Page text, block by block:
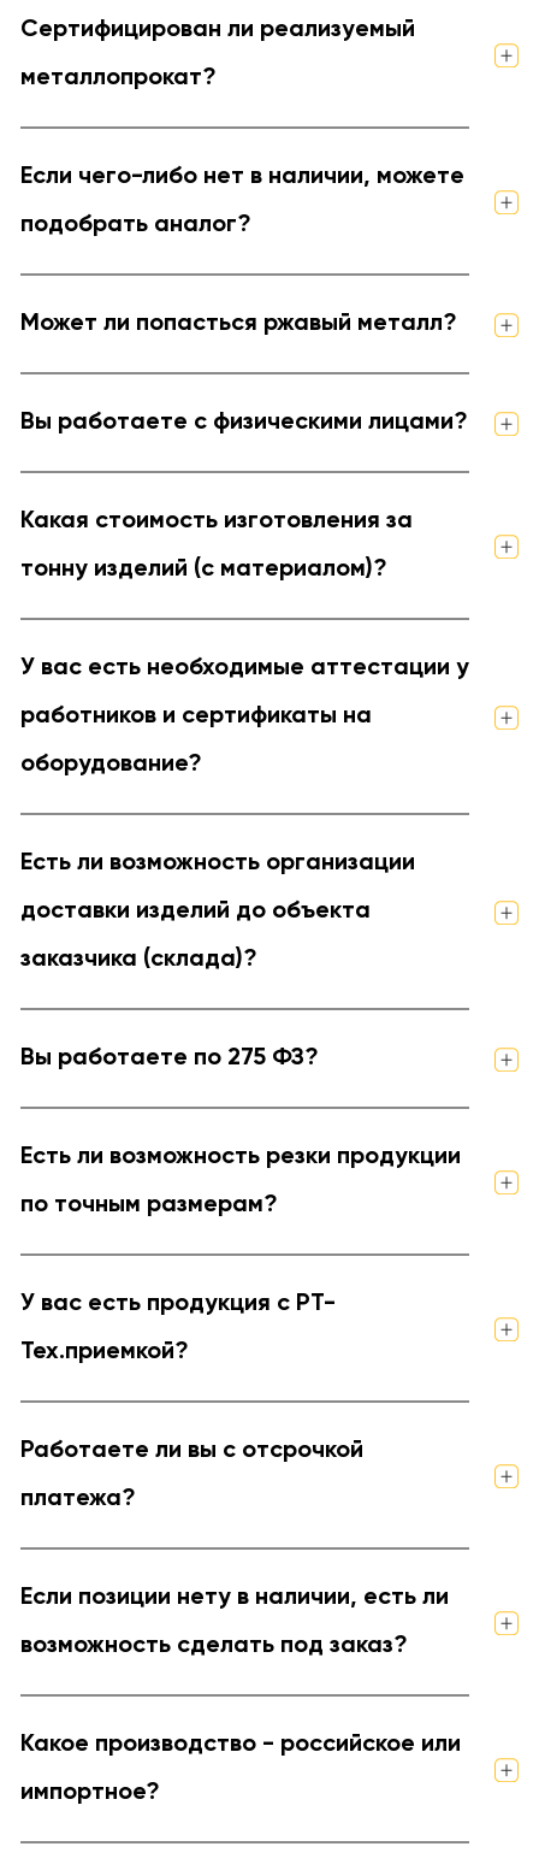
Сертифицирован ли реализуемый
металлопрокат?
Если чего-либо нет в наличии, можете
подобрать аналог?
Может ли попасться ржавый металл?
Вы работаете с физическими лицами?
Какая стоимость изготовления за
тонну изделий (с материалом)?
У вас есть необходимые аттестации у
работников и сертификаты на
оборудование?
Есть ли возможность организации
доставки изделий до объекта
заказчика (склада)?
Вы работаете по 275 ФЗ?
Есть ли возможность резки продукции
по точным размерам?
У вас есть продукция с РТ-
Тех.приемкой?
Работаете ли вы с отсрочкой
платежа?
Если позиции нету в наличии, есть ли
возможность сделать под заказ?
Какое производство - российское или
импортное?